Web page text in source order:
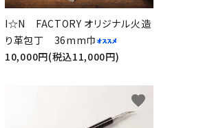
I☆N FACTORY オリジナル火造
り革包丁 36mm巾
10,000円(税込11,000円)
favorite